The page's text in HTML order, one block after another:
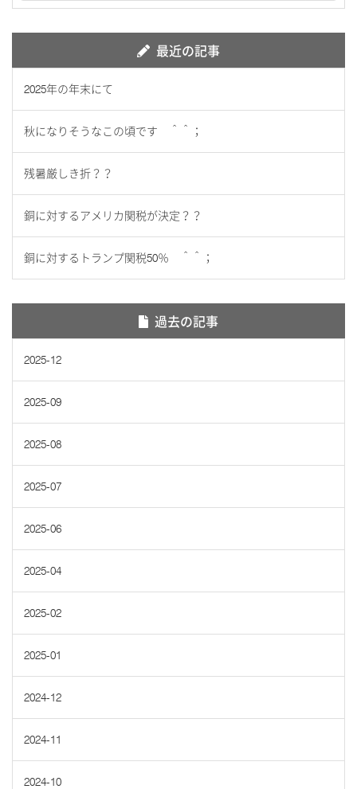
最近の記事
2025年の年末にて
秋になりそうなこの頃です ＾＾；
残暑厳しき折？？
銅に対するアメリカ関税が決定？？
銅に対するトランプ関税50％ ＾＾；
過去の記事
2025-12
2025-09
2025-08
2025-07
2025-06
2025-04
2025-02
2025-01
2024-12
2024-11
2024-10